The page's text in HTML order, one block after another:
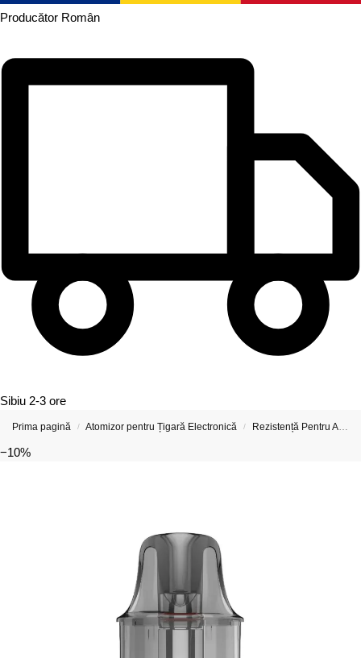
Producător Român
Sibiu 2-3 ore
Prima pagină / Atomizor pentru Țigară Electronică / Rezistență Pentru Atomizor De Țigară Electronică
−10%